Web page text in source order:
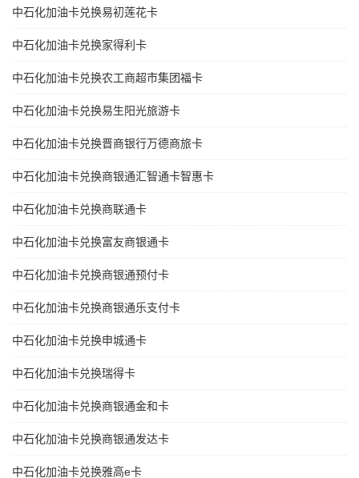
中石化加油卡兑换易初莲花卡
中石化加油卡兑换家得利卡
中石化加油卡兑换农工商超市集团福卡
中石化加油卡兑换易生阳光旅游卡
中石化加油卡兑换晋商银行万德商旅卡
中石化加油卡兑换商银通汇智通卡智惠卡
中石化加油卡兑换商联通卡
中石化加油卡兑换富友商银通卡
中石化加油卡兑换商银通预付卡
中石化加油卡兑换商银通乐支付卡
中石化加油卡兑换申城通卡
中石化加油卡兑换瑞得卡
中石化加油卡兑换商银通金和卡
中石化加油卡兑换商银通发达卡
中石化加油卡兑换雅高e卡